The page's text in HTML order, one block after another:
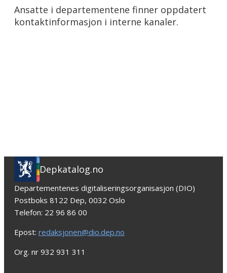
Ansatte i departementene finner oppdatert
kontaktinformasjon i interne kanaler.
Depkatalog.no
Departementenes digitaliseringsorganisasjon (DIO)
Postboks 8122 Dep, 0032 Oslo
Telefon: 22 96 86 00
Epost: redaksjonen@dio.dep.no
Org. nr 932 931 311